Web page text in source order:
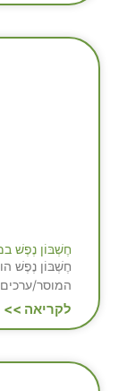
חֶשְׁבּוֹן נֶפֶשׁ
חֶשְׁבּוֹן נֶפֶשׁ
המוסר/
לקריאה >>